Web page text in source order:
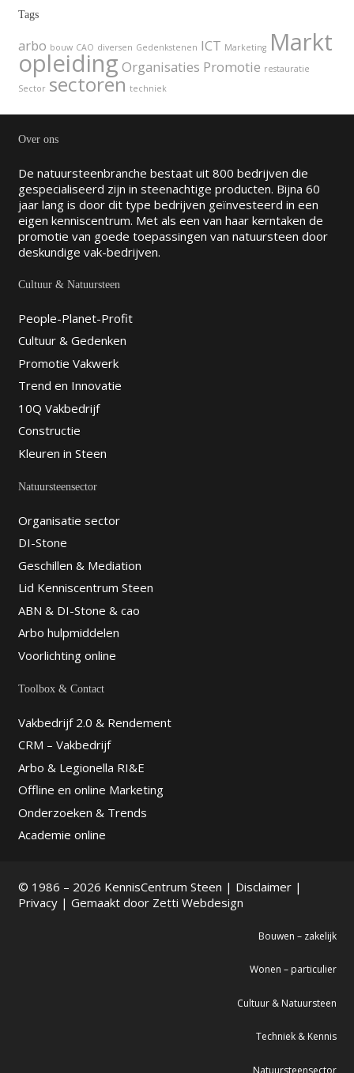
Tags
arbo bouw CAO diversen Gedenkstenen ICT Marketing Markt
opleiding Organisaties Promotie restauratie
Sector sectoren techniek
Over ons
De natuursteenbranche bestaat uit 800 bedrijven die
gespecialiseerd zijn in steenachtige producten. Bijna 60
jaar lang is door dit type bedrijven geïnvesteerd in een
eigen kenniscentrum. Met als een van haar kerntaken de
promotie van goede toepassingen van natuursteen door
deskundige vak-bedrijven.
Cultuur & Natuursteen
People-Planet-Profit
Cultuur & Gedenken
Promotie Vakwerk
Trend en Innovatie
10Q Vakbedrijf
Constructie
Kleuren in Steen
Natuursteensector
Organisatie sector
DI-Stone
Geschillen & Mediation
Lid Kenniscentrum Steen
ABN & DI-Stone & cao
Arbo hulpmiddelen
Voorlichting online
Toolbox & Contact
Vakbedrijf 2.0 & Rendement
CRM – Vakbedrijf
Arbo & Legionella RI&E
Offline en online Marketing
Onderzoeken & Trends
Academie online
© 1986 – 2026 KennisCentrum Steen | Disclaimer|
Privacy| Gemaakt door Zetti Webdesign
Bouwen – zakelijk
Wonen – particulier
Cultuur & Natuursteen
Techniek & Kennis
Natuursteensector